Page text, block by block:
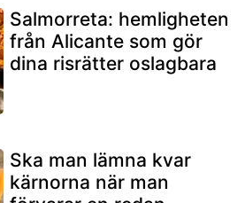
Salmorreta: hemligheten
från Alicante som gör
dina risrätter oslagbara
Ska man lämna kvar
kärnorna när man